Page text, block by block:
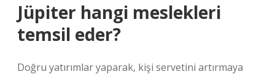
Jüpiter hangi meslekleri
temsil eder?
Doğru yatırımlar yaparak, kişi servetini artırmaya